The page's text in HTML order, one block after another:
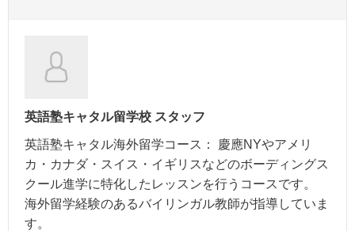
英語塾キャタル留学校 スタッフ
英語塾キャタル海外留学コース： 慶應NYやアメリ
カ・カナダ・スイス・イギリスなどのボーディングス
クール進学に特化したレッスンを行うコースです。
海外留学経験のあるバイリンガル教師が指導していま
す。